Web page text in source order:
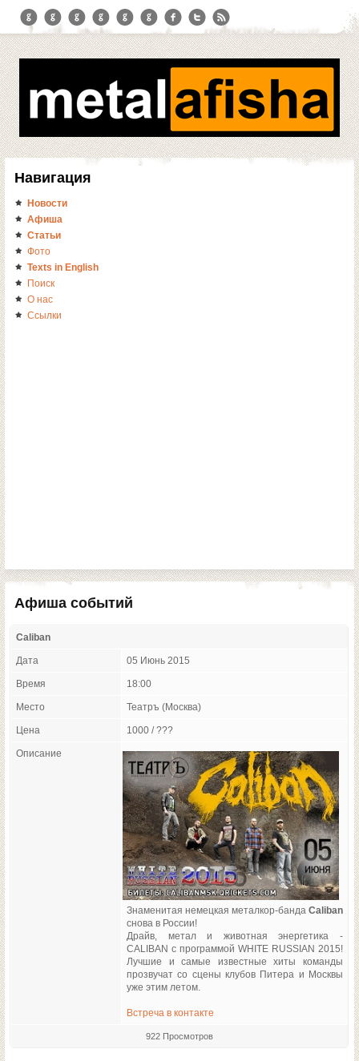
Навигация
Новости
Афиша
Статьи
Фото
Texts in English
Поиск
О нас
Ссылки
Афиша событий
Caliban
Дата 05 Июнь 2015
Время 18:00
Место Театръ (Москва)
Цена 1000 / ???
Описание
Знаменитая немецкая металкор-банда Caliban
снова в России!
Драйв, метал и животная энергетика -
CALIBAN с программой WHITE RUSSIAN 2015!
Лучшие и самые известные хиты команды
прозвучат со сцены клубов Питера и Москвы
уже этим летом.
Встреча в контакте
922 Просмотров